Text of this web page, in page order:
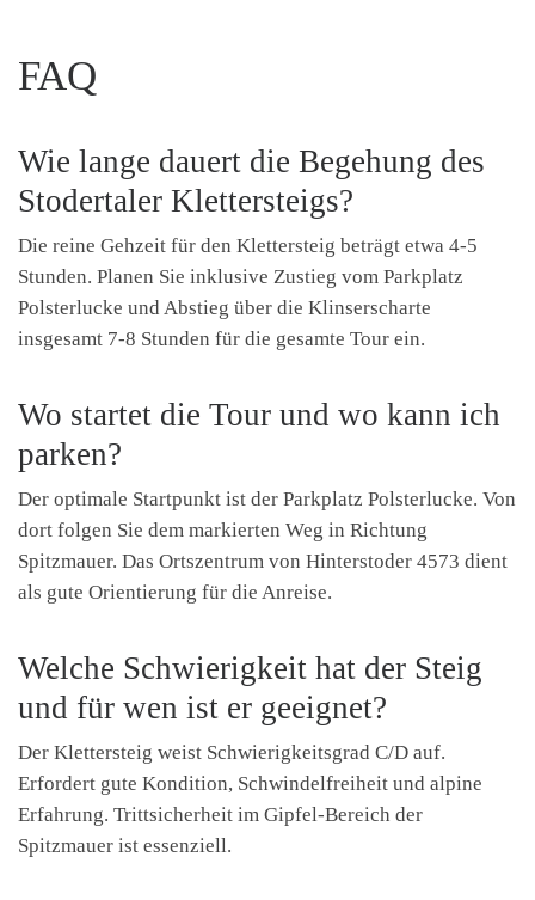
FAQ
Wie lange dauert die Begehung des
Stodertaler Klettersteigs?
Die reine Gehzeit für den Klettersteig beträgt etwa 4-5
Stunden. Planen Sie inklusive Zustieg vom Parkplatz
Polsterlucke und Abstieg über die Klinserscharte
insgesamt 7-8 Stunden für die gesamte Tour ein.
Wo startet die Tour und wo kann ich
parken?
Der optimale Startpunkt ist der Parkplatz Polsterlucke. Von
dort folgen Sie dem markierten Weg in Richtung
Spitzmauer. Das Ortszentrum von Hinterstoder 4573 dient
als gute Orientierung für die Anreise.
Welche Schwierigkeit hat der Steig
und für wen ist er geeignet?
Der Klettersteig weist Schwierigkeitsgrad C/D auf.
Erfordert gute Kondition, Schwindelfreiheit und alpine
Erfahrung. Trittsicherheit im Gipfel-Bereich der
Spitzmauer ist essenziell.